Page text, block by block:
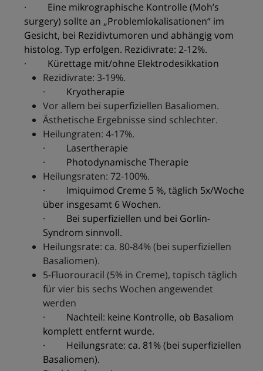
· Eine mikrographische Kontrolle (Moh’s
surgery) sollte an „Problemlokalisationen“ im
Gesicht, bei Rezidivtumoren und abhängig vom
histolog. Typ erfolgen. Rezidivrate: 2-12%.
· Kürettage mit/ohne Elektrodesikkation
Rezidivrate: 3-19%.
· Kryotherapie
Vor allem bei superfiziellen Basaliomen.
Ästhetische Ergebnisse sind schlechter.
Heilungraten: 4-17%.
· Lasertherapie
· Photodynamische Therapie
Heilungsraten: 72-100%.
· Imiquimod Creme 5 %, täglich 5x/Woche
über insgesamt 6 Wochen.
· Bei superfiziellen und bei Gorlin-
Syndrom sinnvoll.
Heilungsrate: ca. 80-84% (bei superfiziellen
Basaliomen).
5-Fluorouracil (5% in Creme), topisch täglich
für vier bis sechs Wochen angewendet
werden
· Nachteil: keine Kontrolle, ob Basaliom
komplett entfernt wurde.
· Heilungsrate: ca. 81% (bei superfiziellen
Basaliomen).